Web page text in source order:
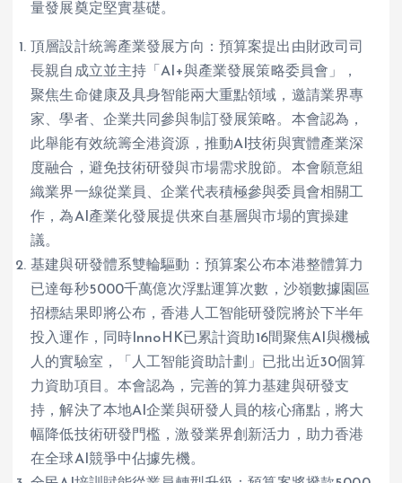
量發展奠定堅實基礎。
頂層設計統籌產業發展方向：預算案提出由財政司司
長親自成立並主持「AI+與產業發展策略委員會」，
聚焦生命健康及具身智能兩大重點領域，邀請業界專
家、學者、企業共同參與制訂發展策略。本會認為，
此舉能有效統籌全港資源，推動AI技術與實體產業深
度融合，避免技術研發與市場需求脫節。本會願意組
織業界一線從業員、企業代表積極參與委員會相關工
作，為AI產業化發展提供來自基層與市場的實操建
議。
基建與研發體系雙輪驅動：預算案公布本港整體算力
已達每秒5000千萬億次浮點運算次數，沙嶺數據園區
招標結果即將公布，香港人工智能研發院將於下半年
投入運作，同時InnoHK已累計資助16間聚焦AI與機械
人的實驗室，「人工智能資助計劃」已批出近30個算
力資助項目。本會認為，完善的算力基建與研發支
持，解決了本地AI企業與研發人員的核心痛點，將大
幅降低技術研發門檻，激發業界創新活力，助力香港
在全球AI競爭中佔據先機。